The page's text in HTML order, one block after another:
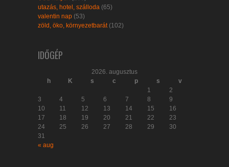
utazás, hotel, szálloda (65)
valentin nap (53)
zöld, öko, környezetbarát (102)
IDŐGÉP
2026. augusztus
h
K s c p s
v
1
2
3
4 5 6 7 8
9
10
11 12 13 14 15
16
17
18 19 20 21 22
23
24
25 26 27 28 29
30
31
« aug